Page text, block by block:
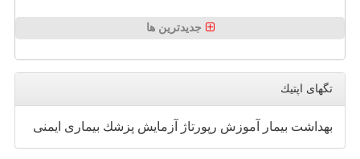
جدیدترین ها
تگهای اپتیك
بهداشت بیمار آموزش رپورتاژ آزمایش پزشك بیماری ایمنی